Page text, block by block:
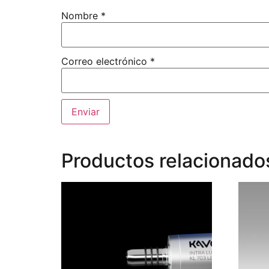
Nombre *
Correo electrónico *
Productos